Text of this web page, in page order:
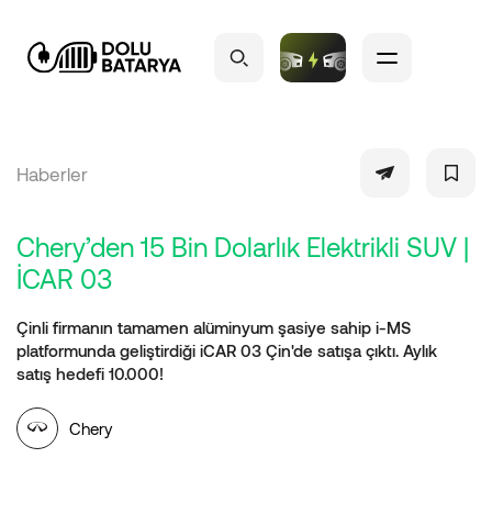
Haberler
Chery’den 15 Bin Dolarlık Elektrikli SUV |
İCAR 03
Çinli firmanın tamamen alüminyum şasiye sahip i-MS
platformunda geliştirdiği iCAR 03 Çin'de satışa çıktı. Aylık
satış hedefi 10.000!
Chery